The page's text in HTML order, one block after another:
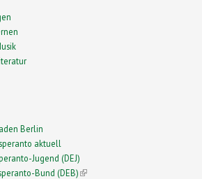
Berlin
aktuell
Jugend (DEJ)
Bund (DEB)(link is external)